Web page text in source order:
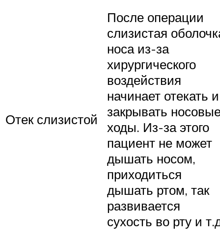
Отек слизистой
После операции
слизистая
носа из-за
хирургического
воздействия
начинает отекать и
закрывать
ходы. Из-за этого
пациент не может
дышать носом,
приходиться
дышать ртом, так
развивается
сухость во рту и